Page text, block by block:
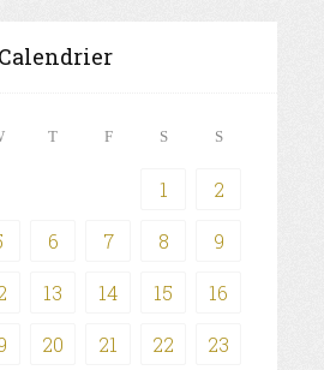
Calendrier
T F S S
1 2
6 7 8 9
13 14 15 16
20 21 22 23